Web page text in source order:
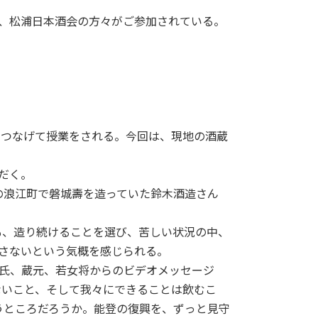
浦日本酒会の方々がご参加されている。
なげて授業をされる。今回は、現地の酒蔵
。
江町で磐城壽を造っていた鈴木酒造さん
り続けることを選び、苦しい状況の中、
いという気概を感じられる。
蔵元、若女将からのビデオメッセージ
こと、そして我々にできることは飲むこ
ころだろうか。能登の復興を、ずっと見守